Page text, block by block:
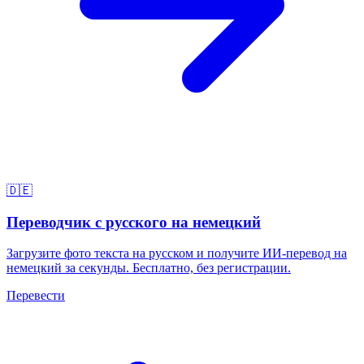
🇩🇪
Переводчик с русского на немецкий
Загрузите фото текста на русском и получите ИИ-перевод на
немецкий за секунды. Бесплатно, без регистрации.
Перевести